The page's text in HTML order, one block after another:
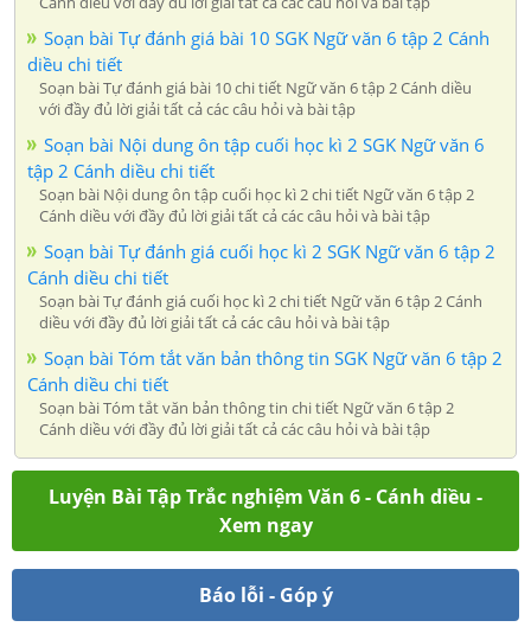
Soạn bài Tự đánh giá bài 10 SGK Ngữ văn 6 tập 2 Cánh
diều chi tiết
Soạn bài Tự đánh giá bài 10 chi tiết Ngữ văn 6 tập 2 Cánh diều
với đầy đủ lời giải tất cả các câu hỏi và bài tập
Soạn bài Nội dung ôn tập cuối học kì 2 SGK Ngữ văn 6
tập 2 Cánh diều chi tiết
Soạn bài Nội dung ôn tập cuối học kì 2 chi tiết Ngữ văn 6 tập 2
Cánh diều với đầy đủ lời giải tất cả các câu hỏi và bài tập
Soạn bài Tự đánh giá cuối học kì 2 SGK Ngữ văn 6 tập 2
Cánh diều chi tiết
Soạn bài Tự đánh giá cuối học kì 2 chi tiết Ngữ văn 6 tập 2 Cánh
diều với đầy đủ lời giải tất cả các câu hỏi và bài tập
Soạn bài Tóm tắt văn bản thông tin SGK Ngữ văn 6 tập 2
Cánh diều chi tiết
Soạn bài Tóm tắt văn bản thông tin chi tiết Ngữ văn 6 tập 2
Cánh diều với đầy đủ lời giải tất cả các câu hỏi và bài tập
Luyện Bài Tập Trắc nghiệm Văn 6 - Cánh diều -
Xem ngay
Báo lỗi - Góp ý